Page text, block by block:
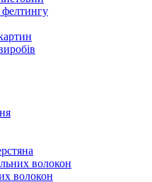
фелтингу
волокон
волокон